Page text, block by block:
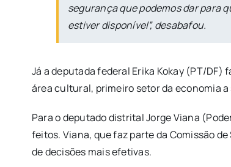
segurança que podemos dar para
estiver disponível”, desabafou.
Já a deputada federal Erika Kokay (PT/
área cultural, primeiro setor da economia
Para o deputado distrital Jorge Viana
feitos. Viana, que faz parte da Comissão
de decisões mais efetivas.